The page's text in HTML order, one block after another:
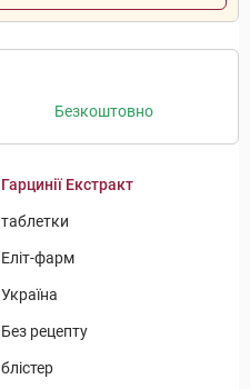
Безкоштовно
Гарцинії Екстракт
таблетки
Еліт-фарм
Україна
Без рецепту
блістер